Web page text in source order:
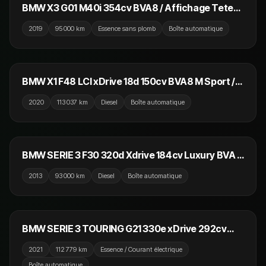
BMW X3 G01 M40i 354cv BVA8 / Affichage Tete
Chauffants
2019 95 000 km Essence sans plomb Boîte automatique
23 990 €
BMW X1 F48 LCI xDrive 18d 150cv BVA8 M Sport /
Haute
2020 113 037 km Diesel Boîte automatique
15 990 €
BMW SERIE 3 F30 320d Xdrive 184cv Luxury BVA /
2013 93 000 km Diesel Boîte automatique
29 890 €
BMW SERIE 3 TOURING G21 330e xDrive 292cv
2021 112 779 km
Essence / Courant électrique